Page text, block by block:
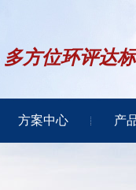
多方位环评达标
方案中心 产